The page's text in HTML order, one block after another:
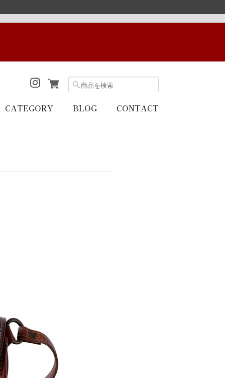
CATEGORY BLOG CONTACT